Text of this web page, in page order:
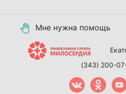
Мне нужна помощь
(343) 200-